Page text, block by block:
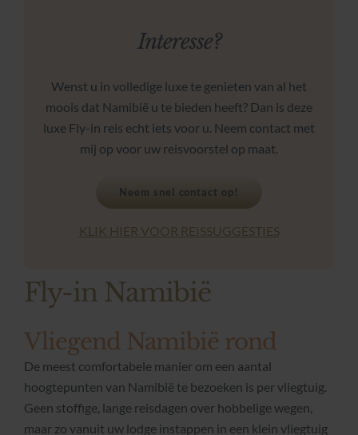
Interesse?
Wenst u in volledige luxe te genieten van al het
moois dat Namibië u te bieden heeft? Dan is deze
luxe Fly-in reis echt iets voor u. Neem contact met
mij op voor uw reisvoorstel op maat.
Neem snel contact op!
KLIK HIER VOOR REISSUGGESTIES
Fly-in Namibië
Vliegend Namibië rond
De meest comfortabele manier om een aantal
hoogtepunten van Namibië te bezoeken is per vliegtuig.
Geen stoffige, lange reisdagen over hobbelige wegen,
maar zo vanuit uw lodge instappen in een klein vliegtuig